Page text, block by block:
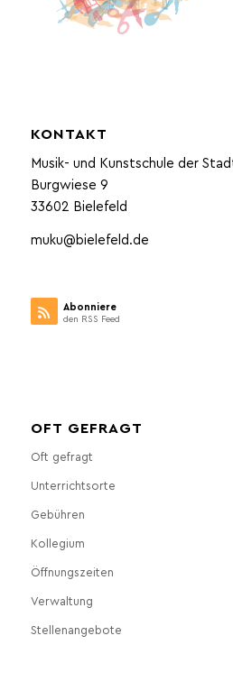
KONTAKT
Musik- und Kunstschule der
Burgwiese 9
33602 Bielefeld
muku@bielefeld.de
Abonniere
den RSS Feed
OFT GEFRAGT
Oft gefragt
Unterrichtsorte
Gebühren
Kollegium
Öffnungszeiten
Verwaltung
Stellenangebote